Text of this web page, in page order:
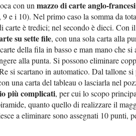
con unmazzo di carte anglo-
e i 10). Nel primo caso la somma da
carte è tredici; nel secondo è dieci. Con
su sette file, con una sola carta alla
della fila in basso e man mano che
alla punta. Si possono eliminare
si scartano in automatico. Dal tallone si
una carta del tableau o lasciarla nel
più complicati, per cui lo scopo
quanto quello di realizzare il
a eliminare sono assegnati 10 punti,